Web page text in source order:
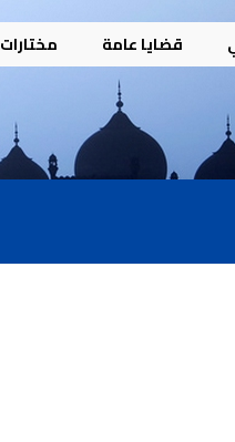
قضايا عامة مختارات